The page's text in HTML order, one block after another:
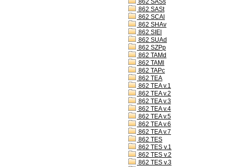
862 SASs
862 SASt
862 SCAl
862 SHAv
862 SIEl
862 SUAd
862 SZPp
862 TAMd
862 TAMl
862 TAPc
862 TEA
862 TEA v.1
862 TEA v.2
862 TEA v.3
862 TEA v.4
862 TEA v.5
862 TEA v.6
862 TEA v.7
862 TES
862 TES v.1
862 TES v.2
862 TES v.3